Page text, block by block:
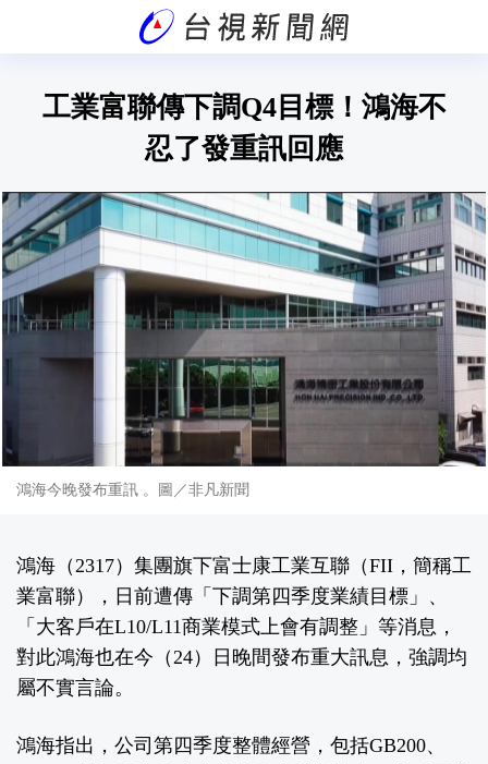
工業富聯傳下調Q4目標！鴻海不
忍了發重訊回應
鴻海今晚發布重訊 。圖／非凡新聞
鴻海（2317）集團旗下富士康工業互聯（FII，簡稱工
業富聯），日前遭傳「下調第四季度業績目標」、
「大客戶在L10/L11商業模式上會有調整」等消息，
對此鴻海也在今（24）日晚間發布重大訊息，強調均
屬不實言論。
鴻海指出，公司第四季度整體經營，包括GB200、